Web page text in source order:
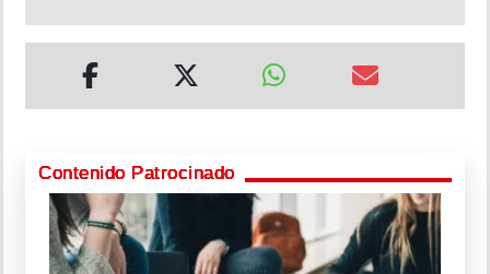
Contenido Patrocinado